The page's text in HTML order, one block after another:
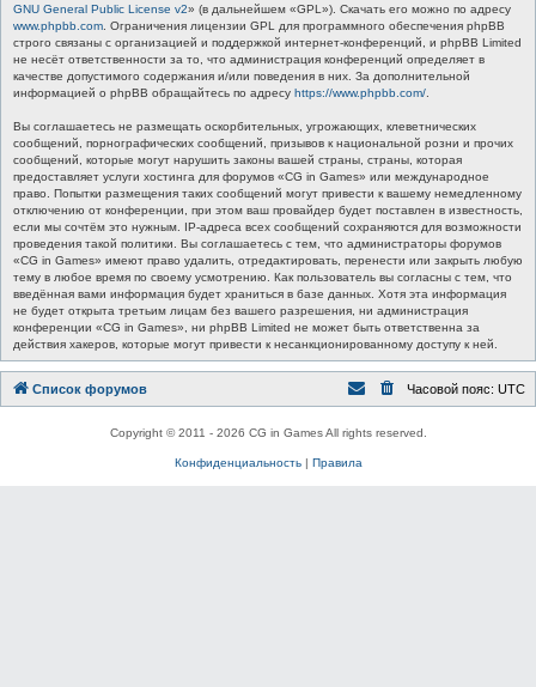
GNU General Public License v2» (в дальнейшем «GPL»). Скачать его можно по адресу
www.phpbb.com . Ограничения лицензии GPL для программного обеспечения phpBB
строго связаны с организацией и поддержкой интернет-конференций, и phpBB Limited
не несёт ответственности за то, что администрация конференций определяет в
качестве допустимого содержания и/или поведения в них. За дополнительной
информацией о phpBB обращайтесь по адресу https://www.phpbb.com/
Вы соглашаетесь не размещать оскорбительных, угрожающих, клеветнических
сообщений, порнографических сообщений, призывов к национальной розни и прочих
сообщений, которые могут нарушить законы вашей страны, страны, которая
предоставляет услуги хостинга для форумов «CG in Games» или международное
право. Попытки размещения таких сообщений могут привести к вашему немедленному
отключению от конференции, при этом ваш провайдер будет поставлен в известность,
если мы сочтём это нужным. IP-адреса всех сообщений сохраняются для возможности
проведения такой политики. Вы соглашаетесь с тем, что администраторы форумов
«CG in Games» имеют право удалить, отредактировать, перенести или закрыть любую
тему в любое время по своему усмотрению. Как пользователь вы согласны с тем, что
введённая вами информация будет храниться в базе данных. Хотя эта информация
не будет открыта третьим лицам без вашего разрешения, ни администрация
конференции «CG in Games», ни phpBB Limited не может быть ответственна за
действия хакеров, которые могут привести к несанкционированному доступу к ней.
Список форумов Часовой пояс: UTC
Copyright © 2011 - 2026 CG in Games All rights reserved.
Конфиденциальность| Правила